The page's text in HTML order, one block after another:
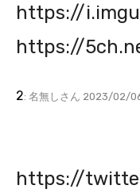
https://
https://
2: 名無しさん 2023/02/
https://